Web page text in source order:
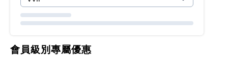
會員級別專屬優惠